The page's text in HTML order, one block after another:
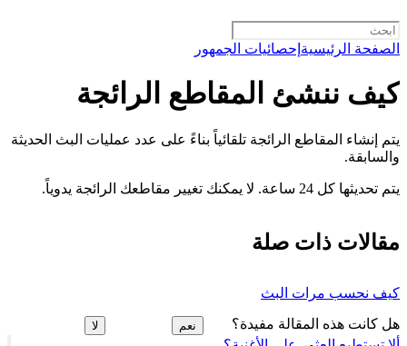
الصفحة الرئيسية إحصائيات الجمهور
كيف ننشئ المقاطع الرائجة
يتم إنشاء المقاطع الرائجة تلقائياً بناءً على عدد عمليات البث الحديثة
والسابقة.
يتم تحديثها كل 24 ساعة. لا يمكنك تغيير مقاطعك الرائجة يدوياً.
مقالات ذات صلة
كيف نحسب مرات البث
هل كانت هذه المقالة مفيدة؟ نعم لا